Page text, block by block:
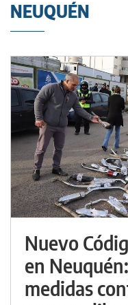
NEUQUÉN
Nuevo
en
medidas